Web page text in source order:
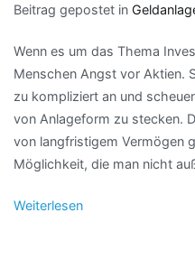
Beitrag gepostet in
Wenn es um das Thema
Menschen Angst vor Aktien.
zu kompliziert an und
von Anlageform zu stecken.
von langfristigem Vermögen
Möglichkeit, die man nicht
Weiterlesen